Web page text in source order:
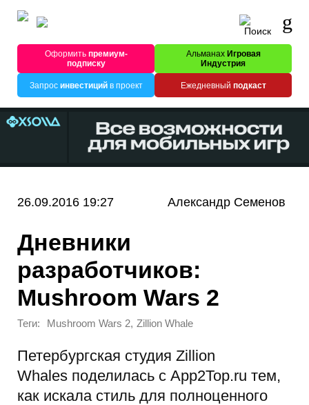
Оформитьпремиум-
подписку
Альманах Игровая
Индустрия
Запрос инвестицийв проект Ежедневный подкаст
26.09.2016 19:27 Александр Семенов
Дневники
разработчиков:
Mushroom Wars 2
Теги: Mushroom Wars 2, Zillion Whale
Петербургская студия Zillion
Whales поделилась с App2Top.ru тем,
как искала стиль для полноценного